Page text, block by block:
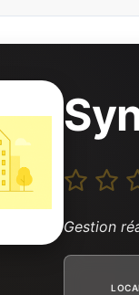
Gestion